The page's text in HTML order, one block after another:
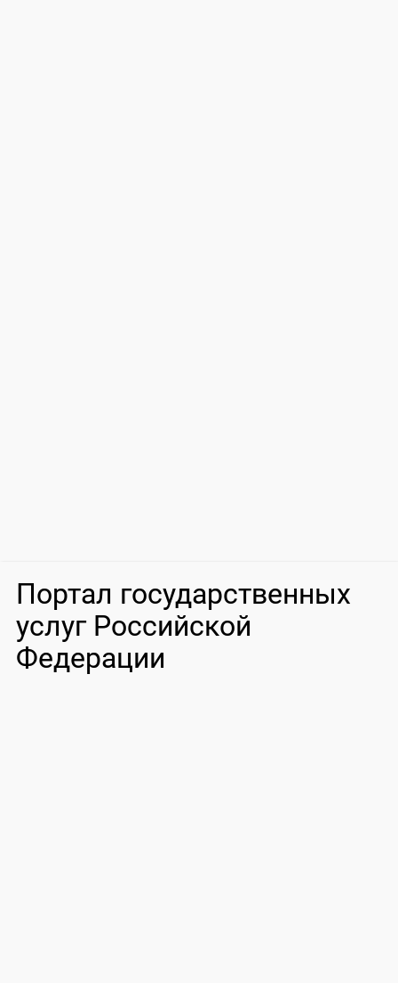
Портал государственных
услуг Российской
Федерации